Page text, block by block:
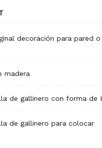
decoración para pared o
madera
de gallinero con forma de L
de gallinero para colocar